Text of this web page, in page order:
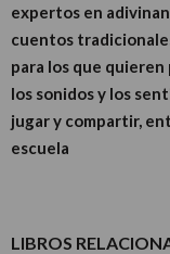
expertos en
cuentos
para los que
los sonidos y los
jugar y compartir,
escuela
LIBROS